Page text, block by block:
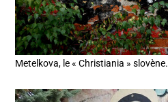
Metelkova, le « Christiania » slovène.